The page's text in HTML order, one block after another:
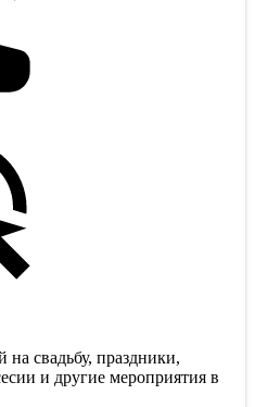
свадьбу, праздники,
и другие мероприятия в